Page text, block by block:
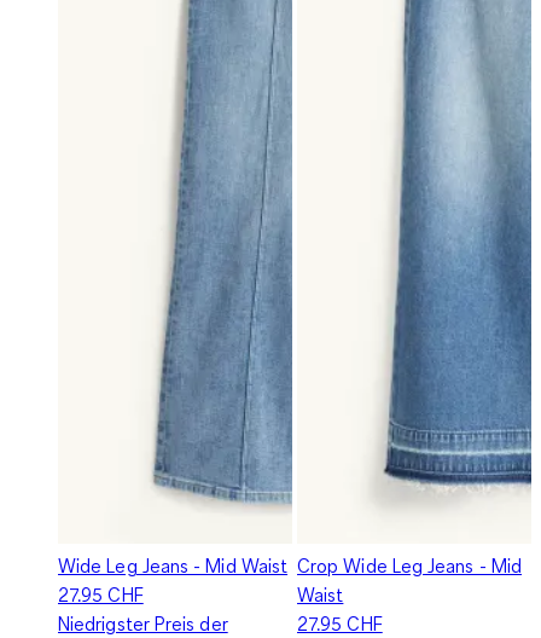
Wide Leg Jeans - Mid Waist
27.95 CHF
Niedrigster Preis der
Crop Wide Leg Jeans - Mid
Waist
27.95 CHF